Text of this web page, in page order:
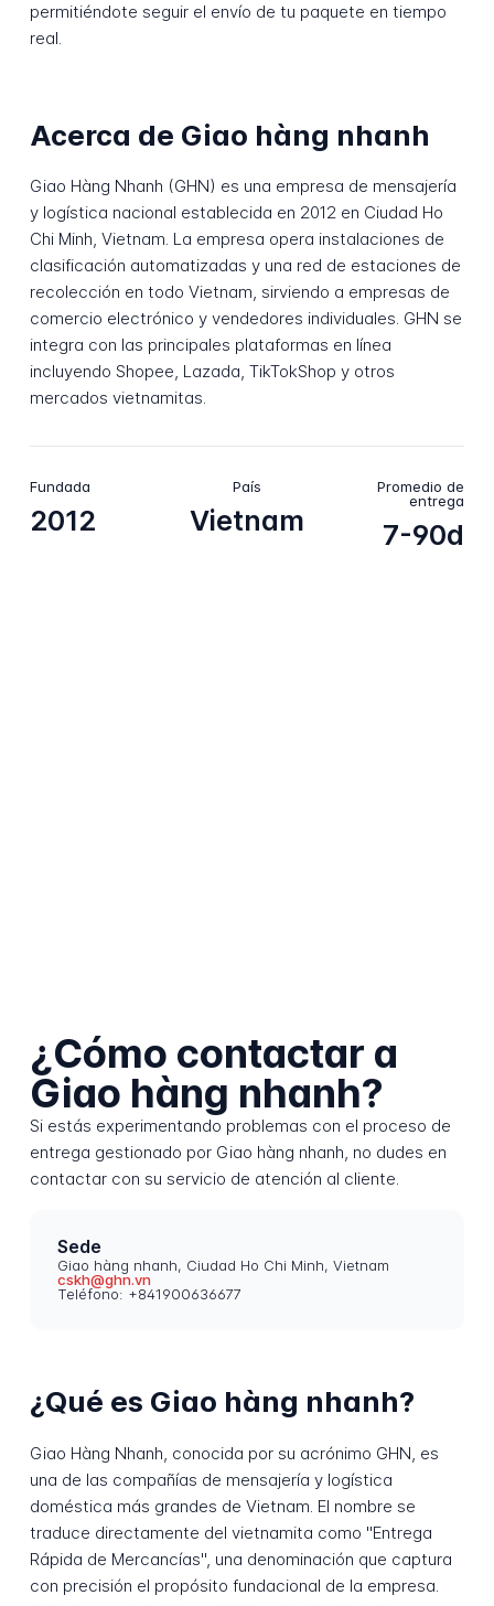
permitiéndote seguir el envío de tu paquete en tiempo
real.
Acerca de Giao hàng nhanh
Giao Hàng Nhanh (GHN) es una empresa de mensajería
y logística nacional establecida en 2012 en Ciudad Ho
Chi Minh, Vietnam. La empresa opera instalaciones de
clasificación automatizadas y una red de estaciones de
recolección en todo Vietnam, sirviendo a empresas de
comercio electrónico y vendedores individuales. GHN se
integra con las principales plataformas en línea
incluyendo Shopee, Lazada, TikTokShop y otros
mercados vietnamitas.
Fundada
2012
País
Vietnam
Promedio de
entrega
7-90d
¿Cómo contactar a
Giao hàng nhanh?
Si estás experimentando problemas con el proceso de
entrega gestionado por Giao hàng nhanh, no dudes en
contactar con su servicio de atención al cliente.
Sede
Giao hàng nhanh, Ciudad Ho Chi Minh, Vietnam
cskh@ghn.vn
Teléfono: +841900636677
¿Qué es Giao hàng nhanh?
Giao Hàng Nhanh, conocida por su acrónimo GHN, es
una de las compañías de mensajería y logística
doméstica más grandes de Vietnam. El nombre se
traduce directamente del vietnamita como "Entrega
Rápida de Mercancías", una denominación que captura
con precisión el propósito fundacional de la empresa.